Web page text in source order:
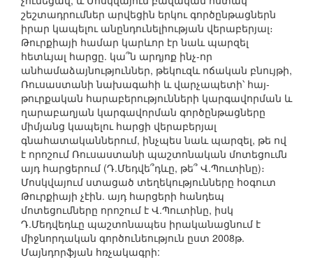
շեշտադրումներ արվեցին երկու գործընթացներն
իրար կապելու անընդունելիության վերաբերյալ։
Թուրքիայի համար կարևոր էր նաև պարզել
հետևյալ հարցը. կա՞ն արդյոք ինչ-որ
անհամաձայնություններ, թեկուզև ոճական բնույթի,
Ռուսաստանի նախագահի և վարչապետի՝ հայ-
թուրքական հարաբերությունների կարգավորման և
ղարաբաղյան կարգավորման գործընթացները
միմյանց կապելու հարցի վերաբերյալ
գնահատականներում, ինչպես նաև պարզել, թե ով
է որոշում Ռուսաստանի պաշտոնական մոտեցումն
այդ հարցերում (Դ.Մեդվե՞դևը, թե՞ Վ.Պուտինը)։
Մոսկվայում ստացած տեղեկությունները հօգուտ
Թուրքիայի չէին. այդ հարցերի հանդեպ
մոտեցումները որոշում է Վ.Պուտինը, իսկ
Դ.Մեդվեդևը պաշտոնապես իրականացնում է
միջնորդական գործունեություն ըստ 2008թ.
Մայնդորֆյան հռչակագրի: